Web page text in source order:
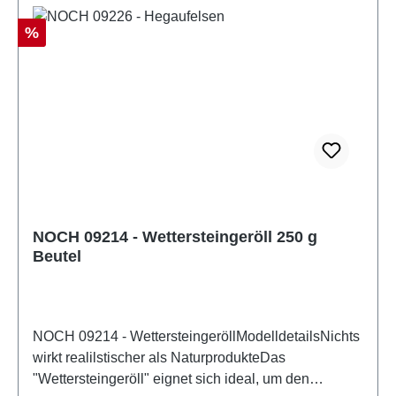
DE 95117429
Rabatt
%
NOCH 09214 - Wettersteingeröll 250 g
Beutel
NOCH 09214 - WettersteingeröllModelldetailsNichts
wirkt realilstischer als NaturprodukteDas
"Wettersteingeröll" eignet sich ideal, um den